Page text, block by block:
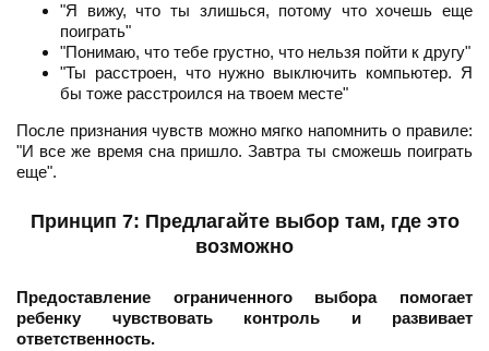
"Я вижу, что ты злишься, потому что хочешь еще
поиграть"
"Понимаю, что тебе грустно, что нельзя пойти к другу"
"Ты расстроен, что нужно выключить компьютер. Я
бы тоже расстроился на твоем месте"
После признания чувств можно мягко напомнить о правиле:
"И все же время сна пришло. Завтра ты сможешь поиграть
еще".
Принцип 7: Предлагайте выбор там, где это
возможно
Предоставление ограниченного выбора помогает
ребенку чувствовать контроль и развивает
ответственность.